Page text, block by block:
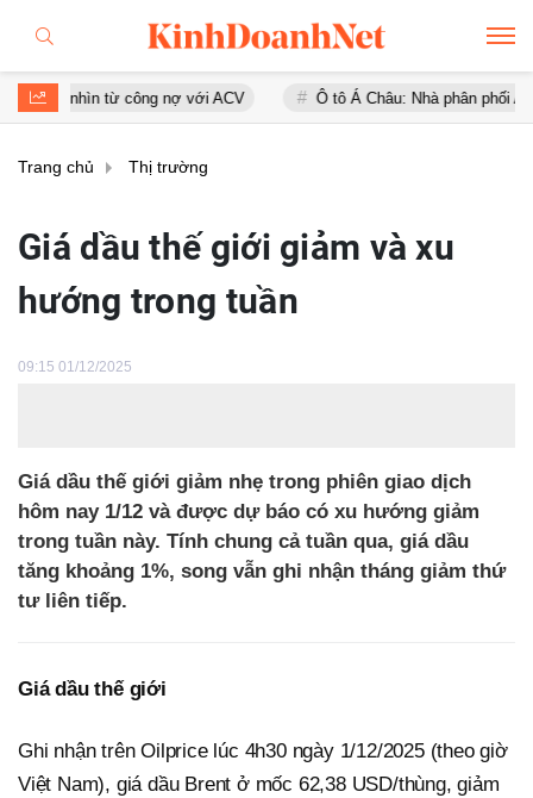
từ công nợ với ACV Ô tô Á Châu: Nhà phân phối Audi tại Việt
Trang chủ Thị trường
Giá dầu thế giới giảm và xu
hướng trong tuần
09:15 01/12/2025
Giá dầu thế giới giảm nhẹ trong phiên giao dịch
hôm nay 1/12 và được dự báo có xu hướng giảm
trong tuần này. Tính chung cả tuần qua, giá dầu
tăng khoảng 1%, song vẫn ghi nhận tháng giảm thứ
tư liên tiếp.
Giá dầu thế giới
Ghi nhận trên Oilprice lúc 4h30 ngày 1/12/2025 (theo giờ
Việt Nam), giá dầu Brent ở mốc 62,38 USD/thùng, giảm